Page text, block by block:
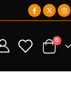
0 0